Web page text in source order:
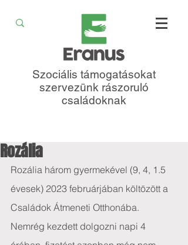
Szociális támogatásokat
szervezünk rászoruló
családoknak
Rozália
Rozália három gyermekével (9, 4, 1.5
évesek) 2023 februárjában költözött a
Családok Átmeneti Otthonába.
Nemrég kezdett dolgozni napi 4